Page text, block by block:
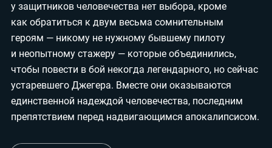
у защитников человечества нет выбора, кроме
как обратиться к двум весьма сомнительным
героям — никому не нужному бывшему пилоту
и неопытному стажеру — которые объединились,
чтобы повести в бой некогда легендарного, но сейчас
устаревшего Джегера. Вместе они оказываются
единственной надеждой человечества, последним
препятствием перед надвигающимся апокалипсисом.